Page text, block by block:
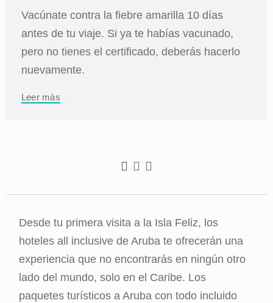
Vacúnate contra la fiebre amarilla 10 días
antes de tu viaje. Si ya te habías vacunado,
pero no tienes el certificado, deberás hacerlo
nuevamente.
Leer más
Desde tu primera visita a la Isla Feliz, los
hoteles all inclusive de Aruba te ofrecerán una
experiencia que no encontrarás en ningún otro
lado del mundo, solo en el Caribe. Los
paquetes turísticos a Aruba con todo incluido